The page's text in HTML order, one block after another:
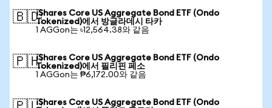
🇧🇩iShares Core US Aggregate Bond ETF (Ondo
Tokenized)에서 방글라데시 타카
1 AGGon는 ৳12,564.38와 같음
🇵🇭iShares Core US Aggregate Bond ETF (Ondo
Tokenized)에서 필리핀 페소
1 AGGon는 ₱6,172.00와 같음
iShares Core US Aggregate Bond ETF (Ondo